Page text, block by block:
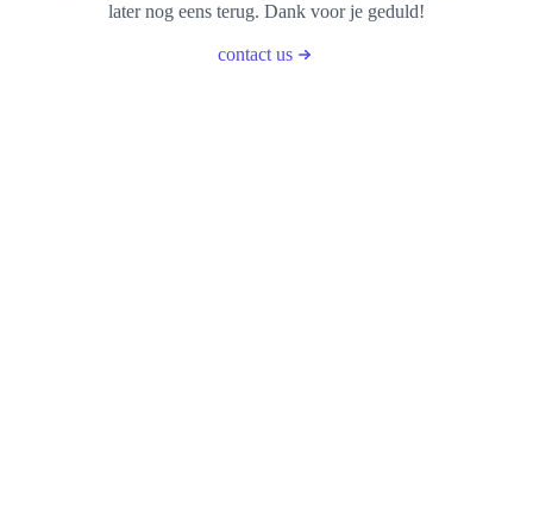
later nog eens terug. Dank voor je geduld!
contact us